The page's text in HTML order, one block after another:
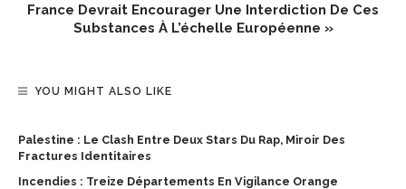
France Devrait Encourager Une Interdiction De Ces
Substances À L’échelle Européenne »
YOU MIGHT ALSO LIKE
Palestine : Le Clash Entre Deux Stars Du Rap, Miroir Des
Fractures Identitaires
Incendies : Treize Départements En Vigilance Orange